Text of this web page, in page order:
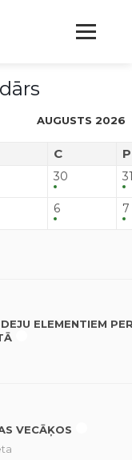
AUGUSTS 2026
C
30
6 7
ELEMENTIEM
VECĀĶOS